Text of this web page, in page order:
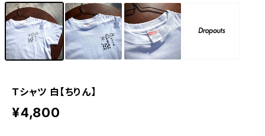
Ｔシャツ 白【ちりん】
¥4,800